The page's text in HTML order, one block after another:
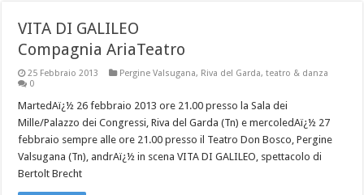
VITA DI GALILEO
Compagnia AriaTeatro
25 Febbraio 2013 Pergine Valsugana, Riva del Garda,teatro & danza
0
MartedAï¿½ 26 febbraio 2013 ore 21.00 presso la Sala dei
Mille/Palazzo dei Congressi, Riva del Garda (Tn) e mercoledAï¿½ 27
febbraio sempre alle ore 21.00 presso il Teatro Don Bosco, Pergine
Valsugana (Tn), andrAï¿½ in scena VITA DI GALILEO, spettacolo di
Bertolt Brecht